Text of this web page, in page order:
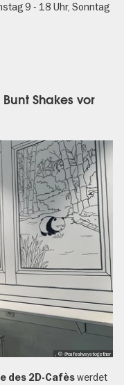
9 - 18 Uhr, Sonntag
Shakes vor
, © @cafealwaystogether
des 2D-Cafèswerdet